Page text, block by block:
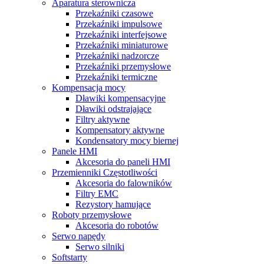
Aparatura sterownicza
Przekaźniki czasowe
Przekaźniki impulsowe
Przekaźniki interfejsowe
Przekaźniki miniaturowe
Przekaźniki nadzorcze
Przekaźniki przemysłowe
Przekaźniki termiczne
Kompensacja mocy
Dławiki kompensacyjne
Dławiki odstrajające
Filtry aktywne
Kompensatory aktywne
Kondensatory mocy biernej
Panele HMI
Akcesoria do paneli HMI
Przemienniki Częstotliwości
Akcesoria do falowników
Filtry EMC
Rezystory hamujące
Roboty przemysłowe
Akcesoria do robotów
Serwo napędy
Serwo silniki
Softstarty